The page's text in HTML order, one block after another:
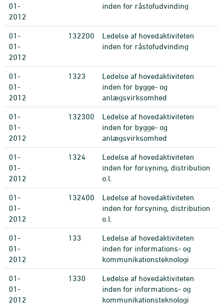
01-
2012
inden for råstofudvinding
01-
01-
2012
132200
Ledelse af hovedaktiviteten
inden for råstofudvinding
01-
01-
2012
1323
Ledelse af hovedaktiviteten
inden for bygge- og
anlægsvirksomhed
01-
01-
2012
132300
Ledelse af hovedaktiviteten
inden for bygge- og
anlægsvirksomhed
01-
01-
2012
1324
Ledelse af hovedaktiviteten
inden for forsyning, distribution
o.l.
01-
01-
2012
132400
Ledelse af hovedaktiviteten
inden for forsyning, distribution
o.l.
01-
01-
2012
133
Ledelse af hovedaktiviteten
inden for informations- og
kommunikationsteknologi
01-
01-
2012
1330
Ledelse af hovedaktiviteten
inden for informations- og
kommunikationsteknologi